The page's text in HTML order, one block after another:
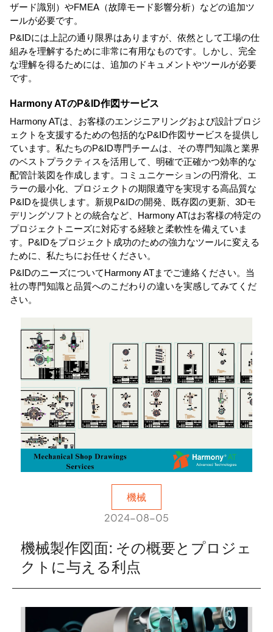
ザード識別）やFMEA（故障モード影響分析）などの追加ツ
ールが必要です。
P&IDには上記の通り限界はありますが、依然として工場の仕
組みを理解するために非常に有用なものです。しかし、完全
な理解を得るためには、追加のドキュメントやツールが必要
です。
Harmony ATのP&ID作図サービス
Harmony ATは、お客様のエンジニアリングおよび設計プロジ
ェクトを支援するための包括的なP&ID作図サービスを提供し
ています。私たちのP&ID専門チームは、その専門知識と業界
のベストプラクティスを活用して、明確で正確かつ効率的な
配管計装図を作成します。コミュニケーションの円滑化、エ
ラーの最小化、プロジェクトの期限遵守を実現する高品質な
P&IDを提供します。新規P&IDの開発、既存図の更新、3Dモ
デリングソフトとの統合など、Harmony ATはお客様の特定の
プロジェクトニーズに対応する経験と柔軟性を備えていま
す。P&IDをプロジェクト成功のための強力なツールに変える
ために、私たちにお任せください。
P&IDのニーズについてHarmony ATまでご連絡ください。当
社の専門知識と品質へのこだわりの違いを実感してみてくだ
さい。
機械
2024-08-05
機械製作図面: その概要とプロジェ
クトに与える利点